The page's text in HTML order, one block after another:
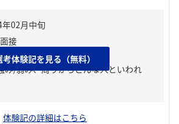
み/弱み、周りからどんな人といわれ
考体験記を見る（無料）
体験記の詳細はこちら